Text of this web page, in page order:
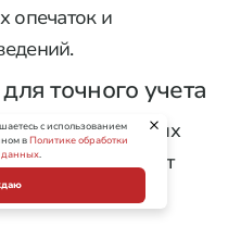
опечаток и
точного учета
семейных
суеты помогут
с использованием
вПолитике обработки
данных.